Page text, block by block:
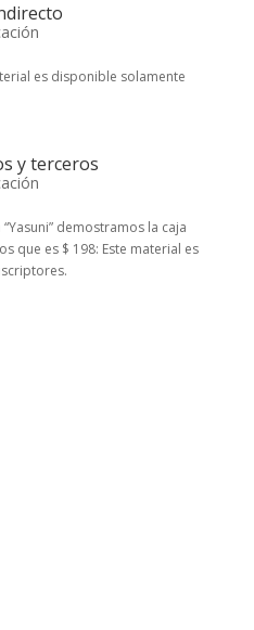
es disponible solamente
y terceros
demostramos la caja
que es $ 198: Este material es